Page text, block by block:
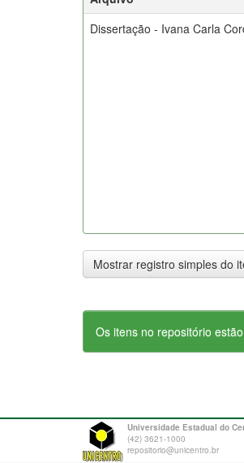
Dissertação - Ivana Carla
Mostrar registro simples do
Os itens no repositório
Universidade Estadual do
(42) 3621-1000
repositorio@unicentro.br